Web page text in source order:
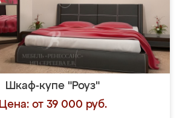
Шкаф-купе "Роуз"
Цена: от 39 000 руб.